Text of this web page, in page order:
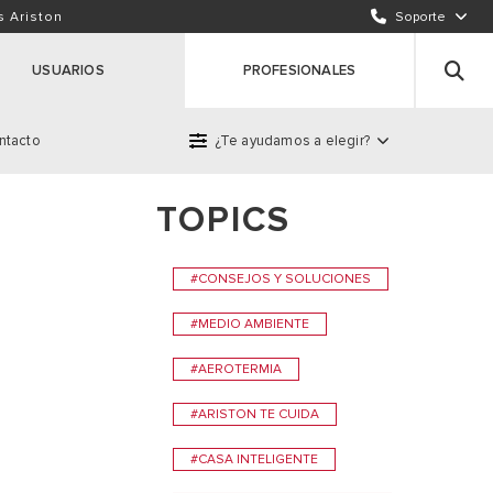
Ariston Soporte
USUARIOS
¿Te ayudamos a elegir?
PROFESIONALES
TOPICS
#CONSEJOS Y SOLUCIONES
#MEDIO AMBIENTE
#AEROTERMIA
#ARISTON TE CUIDA
#CASA INTELIGENTE